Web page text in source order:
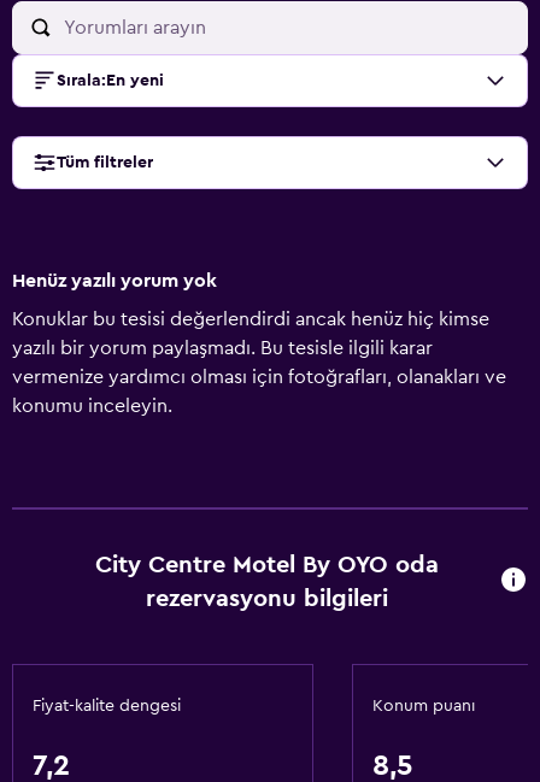
Sırala: En yeni
Tüm filtreler
Henüz yazılı yorum yok
Konuklar bu tesisi değerlendirdi ancak henüz hiç kimse
yazılı bir yorum paylaşmadı. Bu tesisle ilgili karar
vermenize yardımcı olması için fotoğrafları, olanakları ve
konumu inceleyin.
City Centre Motel By OYO oda
rezervasyonu bilgileri
Fiyat-kalite dengesi
7,2
Konum puanı
8,5